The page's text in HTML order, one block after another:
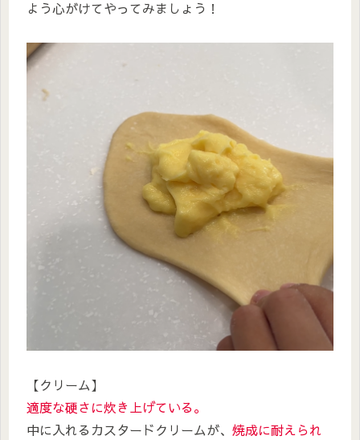
よう心がけてやってみましょう！
【クリーム】
適度な硬さに炊き上げている。
中に入れるカスタードクリームが、 焼成に耐えられ